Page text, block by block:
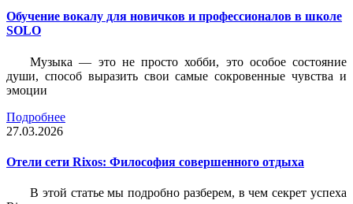
Обучение вокалу для новичков и профессионалов в школе
SOLO
Музыка — это не просто хобби, это особое состояние
души, способ выразить свои самые сокровенные чувства и
эмоции
Подробнее
27.03.2026
Отели сети Rixos: Философия совершенного отдыха
В этой статье мы подробно разберем, в чем секрет успеха